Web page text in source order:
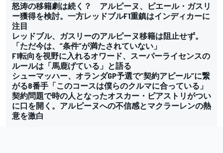
怒涛の移籍劇は続く？ アルピーヌ、ピエール・ガスリ
ー獲得を検討。一方レッドブルF1重鎮はインディカーに
注目
レッドブル、ガスリーのアルピーヌ移籍は阻止せず。
「ただ今は、”条件”が満たされていない」
F1転向を視野に入れるオワード、スーパーライセンスの
ルールは「馬鹿げている」と語る
シューマッハー、オランダGP予選で”契約アピール”に繋
がる8番手「このコースは僕らのクルマに合っている」
契約問題で時の人となったオスカー・ピアストリがつい
に口を開く。アルピーヌへの不信感とマクラーレンの熱
意を激白